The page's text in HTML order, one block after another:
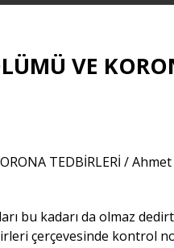
VE
bu kadarı da olmaz
çerçevesinde kontrol